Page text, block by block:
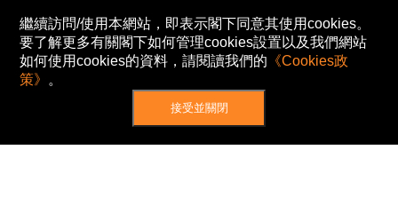
繼續訪問/使用本網站，即表示閣下同意其使用cookies。
要了解更多有關閣下如何管理cookies設置以及我們網站
如何使用cookies的資料，請閱讀我們的 《Cookies政
策》 。
接受並關閉